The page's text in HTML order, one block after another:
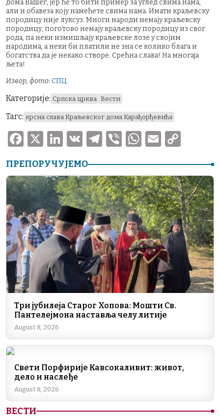
дома Вашег, јер ће то бити пример за углед свима нама,
али и обавеза коју намећете свима нама. Имати краљевску
породицу није луксуз. Многи народи немају краљевску
породицу, поготово немају краљевску породицу из свог
рода, па неки измишљају краљевске лозе у својим
народима, а неки би платили не зна се колико блага и
богатства да је некако створе. Срећна слава! На многаjа
љета!
Извор, фото: СПЦ
Категорије: Српска црква Вести
Тагс: крсна слава Краљевског дома Карађорђевића
F
c
e
b
o
o
k
X
Li
k
e
dI
n
V
T
e
gr
a
m
V
er
W
at
s
A
p
p
E
ai
l
p
y
Li
n
k
ПРЕПОРУЧУЈЕМО
Три јубилеја Старог Хопова: Мошти Св.
Пантелејмона наставља челу литије
August 8, 2026
Свети Порфирије Кавсокаливит: живот,
дело и наслеђе
August 8, 2026
ВЕСТИ